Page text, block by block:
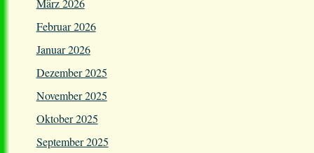
März 2026
Februar 2026
Januar 2026
Dezember 2025
November 2025
Oktober 2025
September 2025